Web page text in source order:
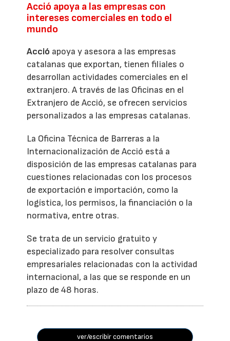
Acció apoya a las empresas con
intereses comerciales en todo el
mundo
Acció apoya y asesora a las empresas
catalanas que exportan, tienen filiales o
desarrollan actividades comerciales en el
extranjero. A través de las Oficinas en el
Extranjero de Acció, se ofrecen servicios
personalizados a las empresas catalanas.
La Oficina Técnica de Barreras a la
Internacionalización de Acció está a
disposición de las empresas catalanas para
cuestiones relacionadas con los procesos
de exportación e importación, como la
logística, los permisos, la financiación o la
normativa, entre otras.
Se trata de un servicio gratuito y
especializado para resolver consultas
empresariales relacionadas con la actividad
internacional, a las que se responde en un
plazo de 48 horas.
ver/escribir comentarios